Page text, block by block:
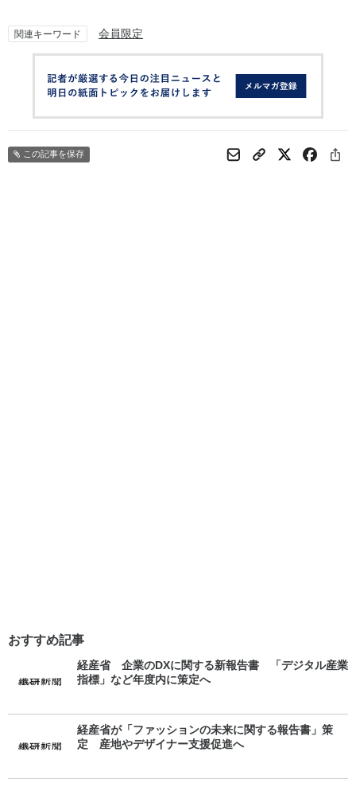
関連キーワード 会員限定
この記事を保存
おすすめ記事
経産省 企業のDXに関する新報告書 「デジタル産業
指標」など年度内に策定へ
経産省が「ファッションの未来に関する報告書」策
定 産地やデザイナー支援促進へ